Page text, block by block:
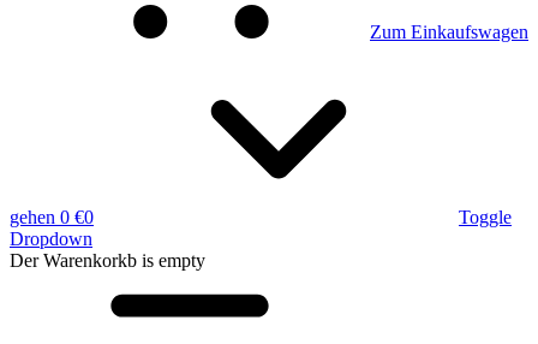
Zum Einkaufswagen
gehen 0 €0
Toggle
Dropdown
Der Warenkorkb is empty